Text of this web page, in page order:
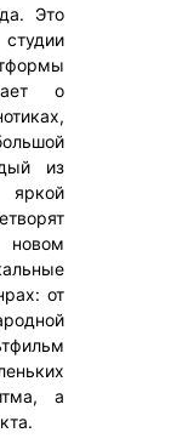
Это
о
из
от
а